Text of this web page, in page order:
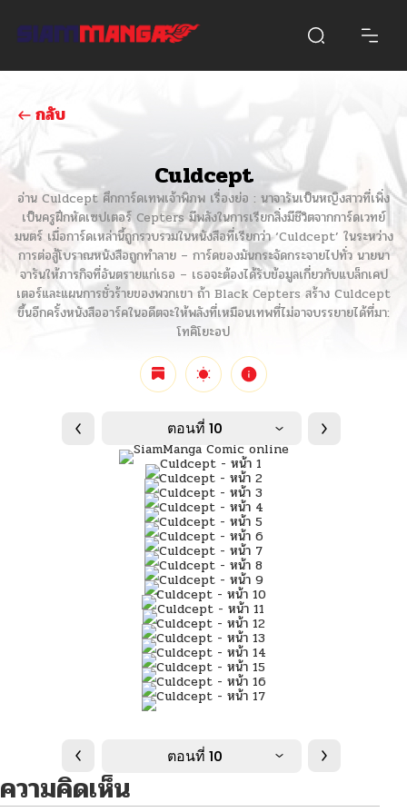
กลับ
Culdcept
อ่าน Culdcept ศึกการ์ดเทพเจ้าพิภพ เรื่องย่อ : นาจารันเป็นหญิงสาวที่เพิ่ง
เป็นครูฝึกหัดเซปเตอร์ Cepters มีพลังในการเรียกสิ่งมีชีวิตจากการ์ดเวทย์
มนตร์ เมื่อการ์ดเหล่านี้ถูกรวบรวมในหนังสือที่เรียกว่า ‘Culdcept’ ในระหว่าง
การต่อสู้โบราณหนังสือถูกทำลาย – การ์ดของมันกระจัดกระจายไปทั่ว นายนา
จารันให้ภารกิจที่อันตรายแก่เธอ – เธอจะต้องได้รับข้อมูลเกี่ยวกับแบล็กเคป
เตอร์และแผนการชั่วร้ายของพวกเขา ถ้า Black Cepters สร้าง Culdcept
ขึ้นอีกครั้งหนังสืออาร์คในอดีตจะให้พลังที่เหมือนเทพที่ไม่อาจบรรยายได้ที่มา:
โทคิโยะอป
ตอนที่ 10
ตอนที่ 10
ความคิดเห็น